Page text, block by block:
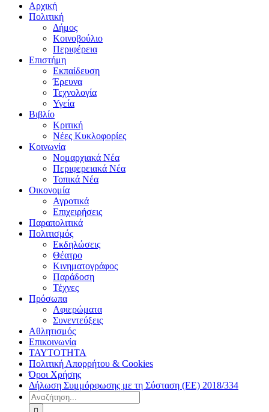
Αρχική
Πολιτική
Δήμος
Κοινοβούλιο
Περιφέρεια
Επιστήμη
Εκπαίδευση
Έρευνα
Τεχνολογία
Υγεία
Βιβλίο
Κριτική
Νέες Κυκλοφορίες
Κοινωνία
Νομαρχιακά Νέα
Περιφερειακά Νέα
Τοπικά Νέα
Οικονομία
Αγροτικά
Επιχειρήσεις
Παραπολιτικά
Πολιτισμός
Εκδηλώσεις
Θέατρο
Κινηματογράφος
Παράδοση
Τέχνες
Πρόσωπα
Αφιερώματα
Συνεντεύξεις
Αθλητισμός
Επικοινωνία
ΤΑΥΤΟΤΗΤΑ
Πολιτική Απορρήτου & Cookies
Όροι Χρήσης
Δήλωση Συμμόρφωσης με τη Σύσταση (ΕΕ) 2018/334
Αναζήτηση
για: